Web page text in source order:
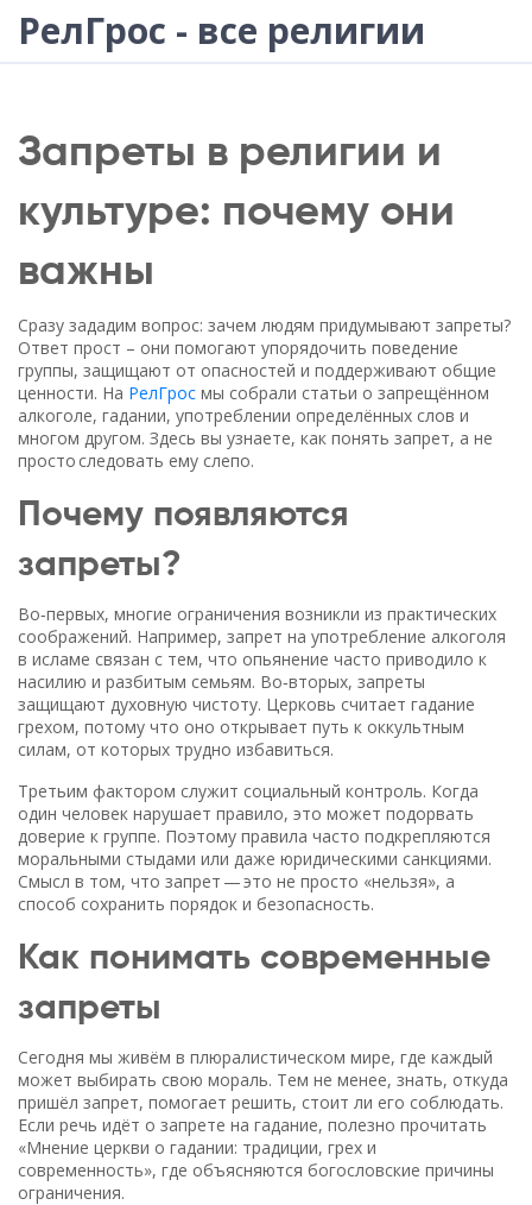
РелГрос - все религии
Запреты в религии и
культуре: почему они
важны
Сразу зададим вопрос: зачем людям придумывают запреты?
Ответ прост – они помогают упорядочить поведение
группы, защищают от опасностей и поддерживают общие
ценности. На РелГрос мы собрали статьи о запрещённом
алкоголе, гадании, употреблении определённых слов и
многом другом. Здесь вы узнаете, как понять запрет, а не
просто следовать ему слепо.
Почему появляются
запреты?
Во‑первых, многие ограничения возникли из практических
соображений. Например, запрет на употребление алкоголя
в исламе связан с тем, что опьянение часто приводило к
насилию и разбитым семьям. Во‑вторых, запреты
защищают духовную чистоту. Церковь считает гадание
грехом, потому что оно открывает путь к оккультным
силам, от которых трудно избавиться.
Третьим фактором служит социальный контроль. Когда
один человек нарушает правило, это может подорвать
доверие к группе. Поэтому правила часто подкрепляются
моральными стыдами или даже юридическими санкциями.
Смысл в том, что запрет — это не просто «нельзя», а
способ сохранить порядок и безопасность.
Как понимать современные
запреты
Сегодня мы живём в плюралистическом мире, где каждый
может выбирать свою мораль. Тем не менее, знать, откуда
пришёл запрет, помогает решить, стоит ли его соблюдать.
Если речь идёт о запрете на гадание, полезно прочитать
«Мнение церкви о гадании: традиции, грех и
современность», где объясняются богословские причины
ограничения.